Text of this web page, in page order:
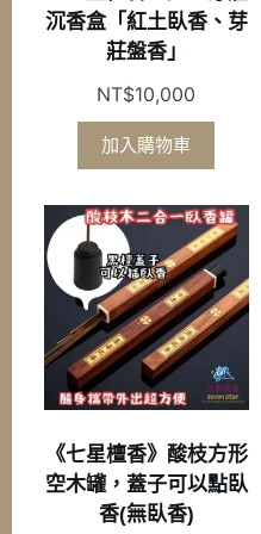
沉香盒「紅土臥香、芽
莊盤香」
NT$10,000
加入購物車
《七星檀香》酸枝方形
空木罐，蓋子可以點臥
香(無臥香)